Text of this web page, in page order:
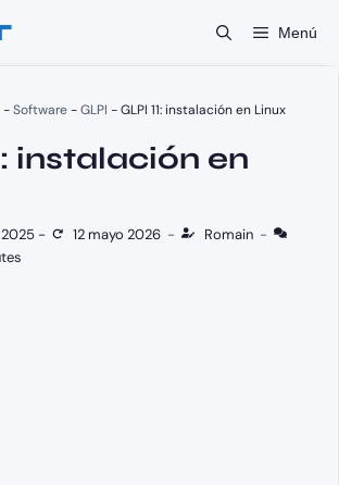
Menú
-Software-GLPI -GLPI 11: instalación en Linux
instalación en
- 12 mayo 2026 - Romain -